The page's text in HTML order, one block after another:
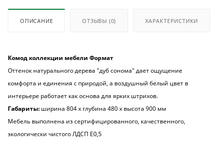
ОПИСАНИЕ ОТЗЫВЫ (0) ХАРАКТЕРИСТИКИ
Комод коллекции мебели Формат
Оттенок натурального дерева "дуб сонома" дает ощущение
комфорта и единения с природой, а воздушный белый цвет в
интерьере работает как основа для ярких штрихов.
Габариты: ширина 804 х глубина 480 х высота 900 мм
Мебель выполнена из сертифицированного, качественного,
экологически чистого ЛДСП Е0,5